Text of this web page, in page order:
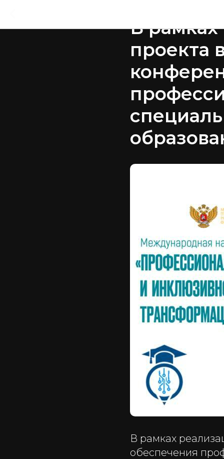
В
проекта
В рамках
обеспечения